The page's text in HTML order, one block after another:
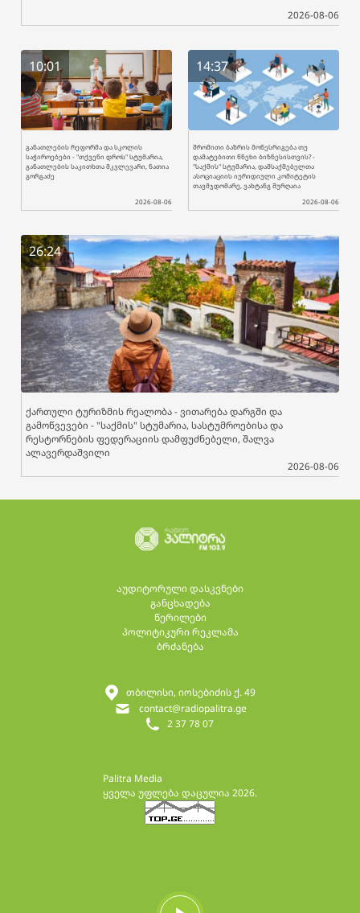
2026-08-06
10:01
განათლების რეფორმა და სკოლის
საჭიროებები - "თქვენი დროს" სტუმარია,
განათლების საკითხთა მკვლევარი, ნათია
გორგაძე
2026-08-06
14:37
შრომითი ბაზრის მოწესრიგება თუ
დამატებითი წნეხი ბიზნესისთვის? -
"საქმის" სტუმარია, დამსაქმებელთა
ასოციაციის იურიდიული კომიტეტის
თავმჯდომარე, ვახტანგ შურღაია
2026-08-06
26:24
ქართული ტურიზმის რეალობა - ვითარება დარგში და
გამოწვევები - "საქმის" სტუმარია, სასტუმროებისა და
რესტორნების ფედერაციის დამფუძნებელი, შალვა
ალავერდაშვილი
2026-08-06
აუდიტორული დასკვნები
განცხადება
წერილები
პოლიტიკური რეკლამა
ბრძანება
Palitra Media
ყველა უფლება დაცულია 2026.
2 37 78 07
contact@radiopalitra.ge
თბილისი, იოსებიძის ქ. 49